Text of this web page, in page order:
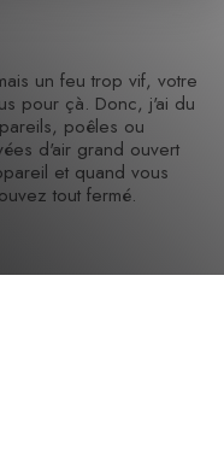
un feu trop vif, votre
pour çà. Donc, j'ai du
poêles ou
d'air grand ouvert
et quand vous
tout fermé.